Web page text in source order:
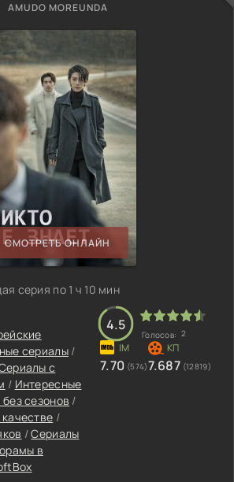
AMUDO MOREUNDA
СМОТРЕТЬ ОНЛАЙН
серия по 1 ч 10 мин
сериалы/
с
/ Интересные
сезонов /
/
/Сериалы
в
4.5
Голосов: 2
7.70 (574)7.687 (12819)